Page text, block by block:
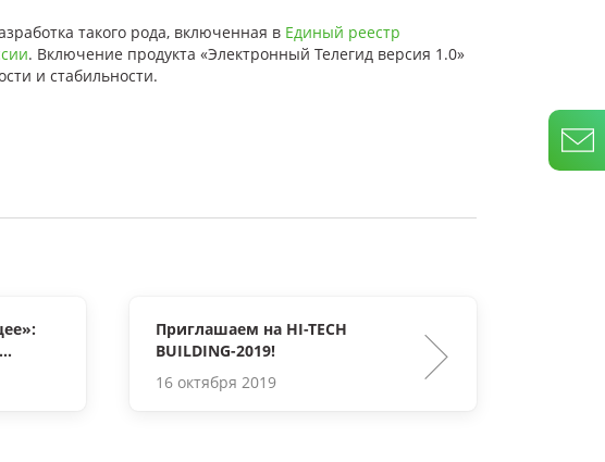
такого рода, включенная в Единый реестр
. Включение продукта «Электронный Телегид версия 1.0»
и стабильности.
Приглашаем на HI-TECH
BUILDING-2019!
16 октября 2019